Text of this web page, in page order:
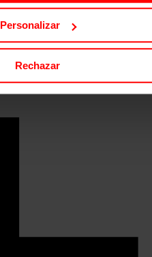
Personalizar
Rechazar